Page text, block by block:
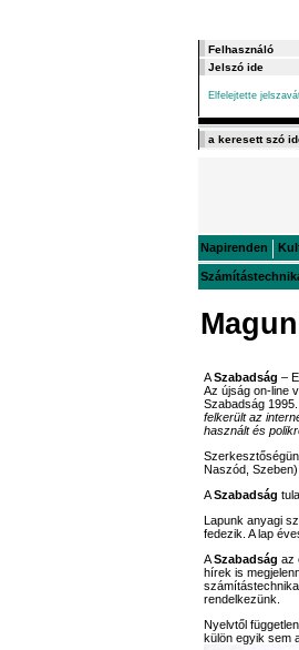
Elfelejtette
Napirenden
ASzabadság –
Az újság on-line
Szabadság
felkerült az
használt és
Naszód, Szeben)
ASzabadság
Lapunk anyagi
fedezik. A lap
ASzabadság az
hírek is
rendelkezünk.
Nyelvtől
külön egyik sem